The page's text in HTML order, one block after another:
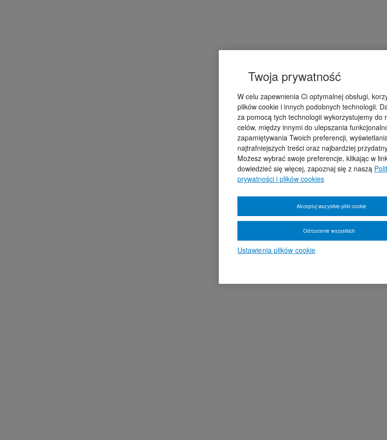
Twoja prywatność
W celu zapewnienia Ci optymalnej obsługi,
plików cookie i innych podobnych technologii.
za pomocą tych technologii wykorzystujemy do
celów, między innymi do ulepszania
zapamiętywania Twoich preferencji,
najtrafniejszych treści oraz najbardziej
Możesz wybrać swoje preferencje, klikając w
dowiedzieć się więcej, zapoznaj się z naszą
prywatności i plików cookies
Ustawienia plików cookie
Odrzucenie wszystkich
Akceptuj wszystkie pliki cookie